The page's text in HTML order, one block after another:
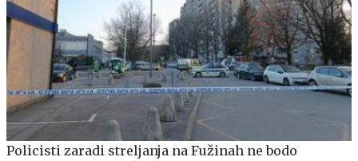
Policisti zaradi streljanja na Fužinah ne bodo